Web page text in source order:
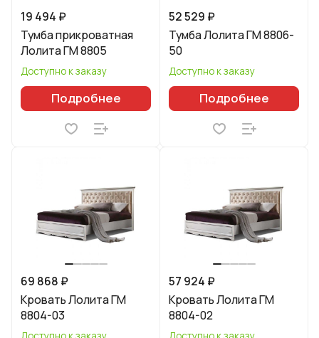
19 494 ₽
Тумба прикроватная
Лолита ГМ 8805
Доступно к заказу
Подробнее
52 529 ₽
Тумба Лолита ГМ 8806-
50
Доступно к заказу
Подробнее
69 868 ₽
Кровать Лолита ГМ
8804-03
57 924 ₽
Кровать Лолита ГМ
8804-02